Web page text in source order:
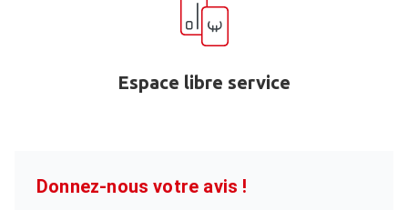
Espace libre service